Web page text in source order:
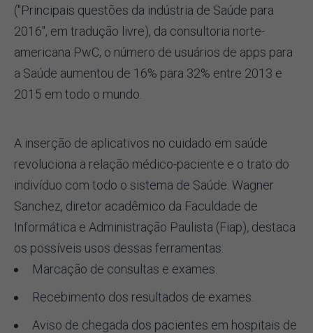
("Principais questões da indústria de Saúde para
2016", em tradução livre), da consultoria norte-
americana PwC, o número de usuários de apps para
a Saúde aumentou de 16% para 32% entre 2013 e
2015 em todo o mundo.
A inserção de aplicativos no cuidado em saúde
revoluciona a relação médico-paciente e o trato do
indivíduo com todo o sistema de Saúde. Wagner
Sanchez, diretor acadêmico da Faculdade de
Informática e Administração Paulista (Fiap), destaca
os possíveis usos dessas ferramentas:
Marcação de consultas e exames.
Recebimento dos resultados de exames.
Aviso de chegada dos pacientes em hospitais de